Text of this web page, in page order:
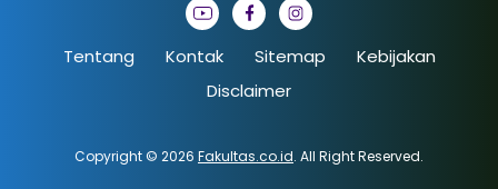
Tentang Kontak Sitemap
Kebijakan
Disclaimer
Copyright © 2026 Fakultas.co.id. All Right Reserved.